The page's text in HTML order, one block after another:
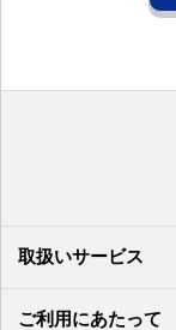
取扱いサービス
ご利用にあたって